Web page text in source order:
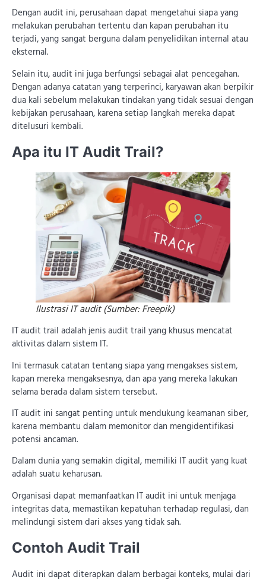
Dengan audit ini, perusahaan dapat mengetahui siapa yang
melakukan perubahan tertentu dan kapan perubahan itu
terjadi, yang sangat berguna dalam penyelidikan internal atau
eksternal.
Selain itu, audit ini juga berfungsi sebagai alat pencegahan.
Dengan adanya catatan yang terperinci, karyawan akan berpikir
dua kali sebelum melakukan tindakan yang tidak sesuai dengan
kebijakan perusahaan, karena setiap langkah mereka dapat
ditelusuri kembali.
Apa itu IT Audit Trail?
Ilustrasi IT audit (Sumber: Freepik)
IT audit trail adalah jenis audit trail yang khusus mencatat
aktivitas dalam sistem IT.
Ini termasuk catatan tentang siapa yang mengakses sistem,
kapan mereka mengaksesnya, dan apa yang mereka lakukan
selama berada dalam sistem tersebut.
IT audit ini sangat penting untuk mendukung keamanan siber,
karena membantu dalam memonitor dan mengidentifikasi
potensi ancaman.
Dalam dunia yang semakin digital, memiliki IT audit yang kuat
adalah suatu keharusan.
Organisasi dapat memanfaatkan IT audit ini untuk menjaga
integritas data, memastikan kepatuhan terhadap regulasi, dan
melindungi sistem dari akses yang tidak sah.
Contoh Audit Trail
Audit ini dapat diterapkan dalam berbagai konteks, mulai dari